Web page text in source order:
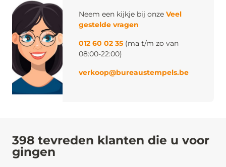
Neem een kijkje bij onze Veel
gestelde vragen
012 60 02 35 (ma t/m zo van
08:00-22:00)
verkoop@bureaustempels.be
398 tevreden klanten die u voor
gingen